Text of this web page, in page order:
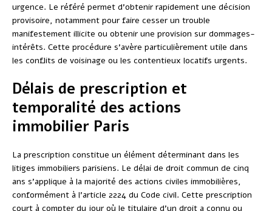
urgence. Le référé permet d’obtenir rapidement une décision
provisoire, notamment pour faire cesser un trouble
manifestement illicite ou obtenir une provision sur dommages-
intérêts. Cette procédure s’avère particulièrement utile dans
les conflits de voisinage ou les contentieux locatifs urgents.
Délais de prescription et
temporalité des actions
immobilier Paris
La prescription constitue un élément déterminant dans les
litiges immobiliers parisiens. Le délai de droit commun de cinq
ans s’applique à la majorité des actions civiles immobilières,
conformément à l’article 2224 du Code civil. Cette prescription
court à compter du jour où le titulaire d’un droit a connu ou